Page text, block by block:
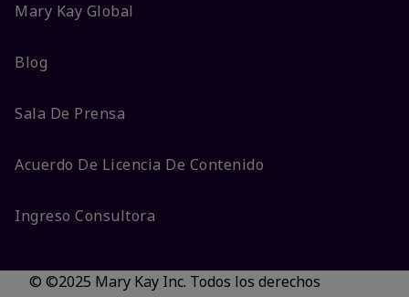
Mary Kay Global
Blog
Sala De Prensa
Acuerdo De Licencia De Contenido
Ingreso Consultora
© ©2025 Mary Kay Inc. Todos los derechos